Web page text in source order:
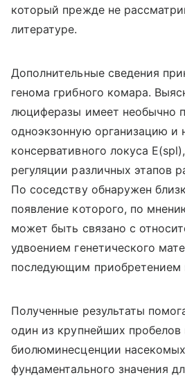
который прежде не
литературе.
Дополнительные сведения
генома грибного комара.
люциферазы имеет необычно
одноэкзонную организацию и
консервативного локуса
регуляции различных этапов
По соседству обнаружен
появление которого, по
может быть связано с
удвоением генетического
последующим приобретением
Полученные результаты
один из крупнейших пробелов
биолюминесценции
фундаментального значения